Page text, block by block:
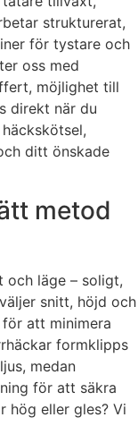
strukturerat,
för tystare och
oss med
möjlighet till
direkt när du
ditt önskade
metod
och läge – soligt,
snitt, höjd och
att minimera
formklipps
medan
för att säkra
hög eller gles? Vi